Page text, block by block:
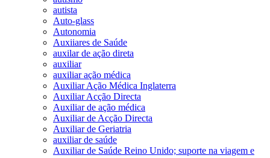
autista
Auto-glass
Autonomia
Auxiiares de Saúde
auxilar de ação direta
auxiliar
auxiliar ação médica
Auxiliar Ação Médica Inglaterra
Auxiliar Acção Directa
Auxiliar de ação médica
Auxiliar de Acção Directa
Auxiliar de Geriatria
auxiliar de saúde
Auxiliar de Saúde Reino Unido; suporte na viagem e